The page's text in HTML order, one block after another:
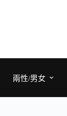
兩性/男女